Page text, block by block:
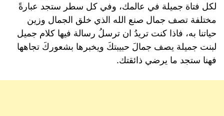
لكل فتاة جميلة في عالمك، وفي كل سطر ستجد عبارةً
مختلفة تصف جمال صنع الله الذي خلق الجمال وزين
حياتنا به، فاذا كنت تريدُ ان ترسلُ رسالة فيها كلام جميل
لبنت جميلة يصف جمالَ حبيبتكَ ويخبرها بشعوركَ تجاهها
فهنا ستجد ما يرضي ذائقتك.